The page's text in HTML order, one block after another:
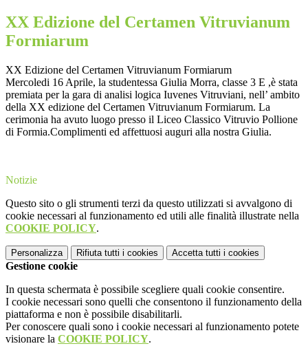
XX Edizione del Certamen Vitruvianum
Formiarum
XX Edizione del Certamen Vitruvianum Formiarum
Mercoledi 16 Aprile, la studentessa Giulia Morra, classe 3 E ,è stata
premiata per la gara di analisi logica Iuvenes Vitruviani, nell’ ambito
della XX edizione del Certamen Vitruvianum Formiarum. La
cerimonia ha avuto luogo presso il Liceo Classico Vitruvio Pollione
di Formia.Complimenti ed affettuosi auguri alla nostra Giulia.
Notizie
Questo sito o gli strumenti terzi da questo utilizzati si avvalgono di
cookie necessari al funzionamento ed utili alle finalità illustrate nella
COOKIE POLICY.
Personalizza Rifiuta tutti i cookies Accetta tutti i cookies
Gestione cookie
In questa schermata è possibile scegliere quali cookie consentire.
I cookie necessari sono quelli che consentono il funzionamento della
piattaforma e non è possibile disabilitarli.
Per conoscere quali sono i cookie necessari al funzionamento potete
visionare la COOKIE POLICY.